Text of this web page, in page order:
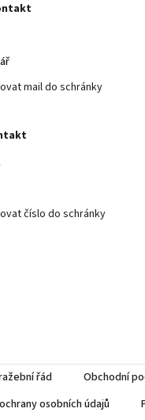
mail do schránky
číslo do schránky
řád
Obchodní
osobních údajů